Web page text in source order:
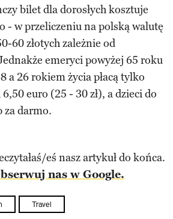
bilet dla dorosłych kosztuje
- w przeliczeniu na polską walutę
60 złotych zależnie od
emeryci powyżej 65 roku
a 26 rokiem życia płacą tylko
euro (25 - 30 zł), a dzieci do
za darmo.
eś nasz artykuł do końca.
nas w Google.
Travel